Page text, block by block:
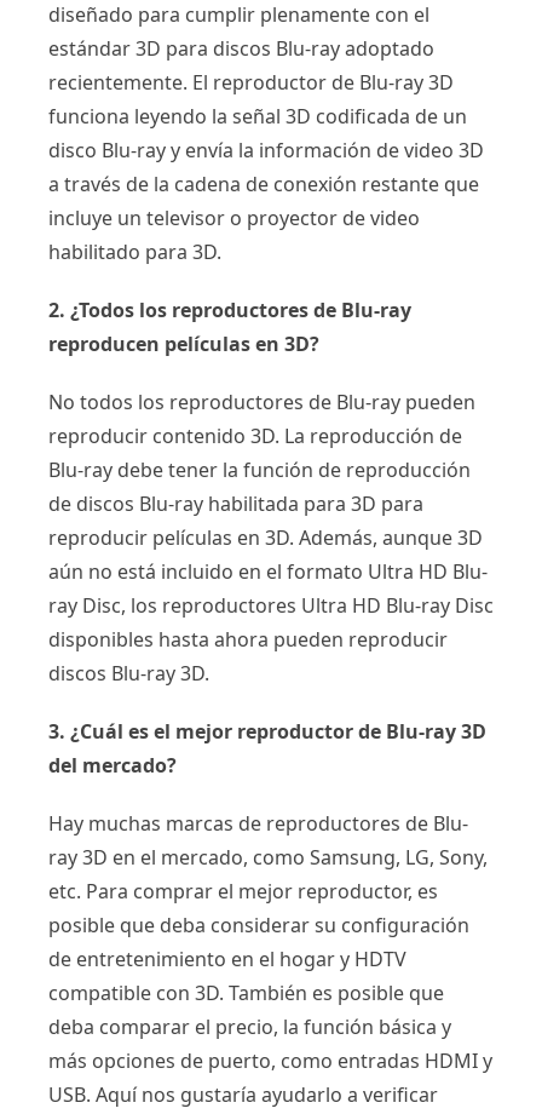
diseñado para cumplir plenamente con el
estándar 3D para discos Blu-ray adoptado
recientemente. El reproductor de Blu-ray 3D
funciona leyendo la señal 3D codificada de un
disco Blu-ray y envía la información de video 3D
a través de la cadena de conexión restante que
incluye un televisor o proyector de video
habilitado para 3D.
2. ¿Todos los reproductores de Blu-ray
reproducen películas en 3D?
No todos los reproductores de Blu-ray pueden
reproducir contenido 3D. La reproducción de
Blu-ray debe tener la función de reproducción
de discos Blu-ray habilitada para 3D para
reproducir películas en 3D. Además, aunque 3D
aún no está incluido en el formato Ultra HD Blu-
ray Disc, los reproductores Ultra HD Blu-ray Disc
disponibles hasta ahora pueden reproducir
discos Blu-ray 3D.
3. ¿Cuál es el mejor reproductor de Blu-ray 3D
del mercado?
Hay muchas marcas de reproductores de Blu-
ray 3D en el mercado, como Samsung, LG, Sony,
etc. Para comprar el mejor reproductor, es
posible que deba considerar su configuración
de entretenimiento en el hogar y HDTV
compatible con 3D. También es posible que
deba comparar el precio, la función básica y
más opciones de puerto, como entradas HDMI y
USB. Aquí nos gustaría ayudarlo a verificar